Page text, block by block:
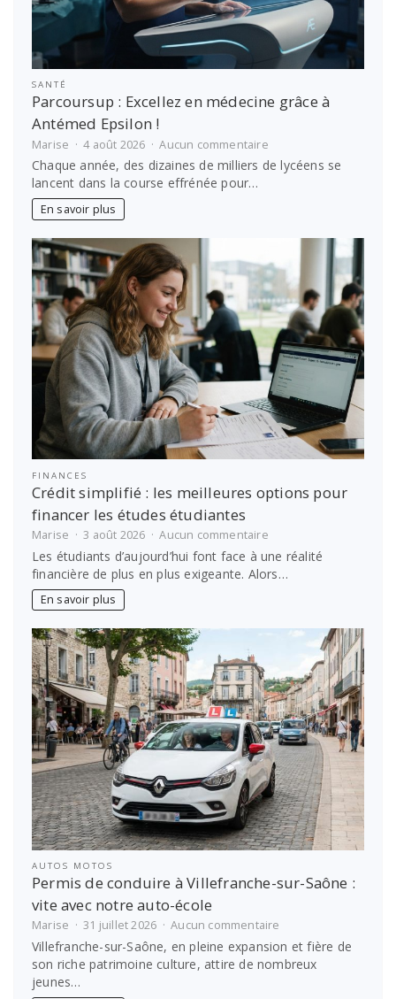
SANTÉ
Parcoursup : Excellez en médecine grâce à
Antémed Epsilon !
Marise 4 août 2026 Aucun commentairesur
Parcoursup
:
Antémed
Epsilon
!
Chaque année, des dizaines de milliers de lycéens se
lancent dans la course effrénée pour…
En savoir plus
FINANCES
Crédit simplifié : les meilleures options pour
financer les études étudiantes
Marise 3 août 2026 Aucun commentairesur
Crédit
simplifié
:
études
étudiantes
Les étudiants d’aujourd’hui font face à une réalité
financière de plus en plus exigeante. Alors…
En savoir plus
AUTOS MOTOS
Permis de conduire à Villefranche-sur-Saône :
vite avec notre auto-école
Marise 31 juillet 2026 Aucun commentaire
Permis
de
conduire
Villefranche-sur-Saône, en pleine expansion et fière de
son riche patrimoine culture, attire de nombreux
jeunes…